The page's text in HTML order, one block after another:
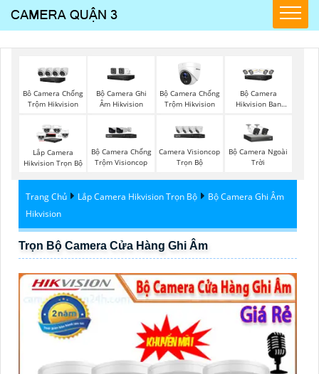
Bô Camera Chống
Trộm Hikvision
Bộ Camera Ghi
Âm Hikvision
Bộ Camera Chống
Trộm Hikvision
Bộ Camera
Hikvision Ban
Lắp Camera
Hikvision Trọn Bộ
Bộ Camera Chống
Trộm Visioncop
Camera Visioncop
Trọn Bộ
Bộ Camera Ngoài
Trời
Trang Chủ Lắp Camera Hikvision Trọn Bộ
Bộ Camera Ghi Âm
Hikvision
Trọn Bộ Camera Cửa Hàng Ghi Âm